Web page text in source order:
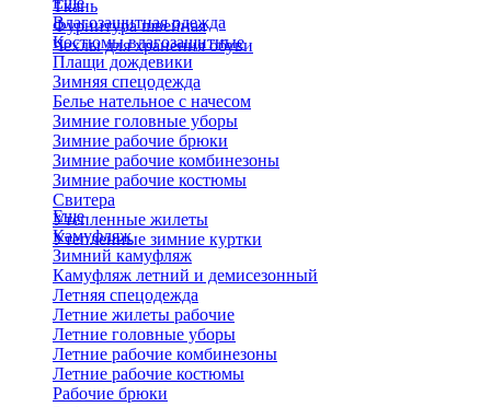
Ткань
Фурнитура швейная
Чехлы для хранения обуви
Влагозащитная одежда
Костюмы влагозащитные
Плащи дождевики
Зимняя спецодежда
Белье нательное с начесом
Зимние головные уборы
Зимние рабочие брюки
Зимние рабочие комбинезоны
Зимние рабочие костюмы
Свитера
Утепленные жилеты
Утепленные зимние куртки
Еще
Камуфляж
Зимний камуфляж
Камуфляж летний и демисезонный
Летняя спецодежда
Летние жилеты рабочие
Летние головные уборы
Летние рабочие комбинезоны
Летние рабочие костюмы
Рабочие брюки